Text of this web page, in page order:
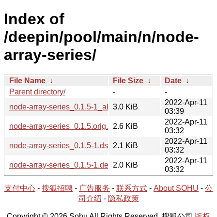
Index of
/deepin/pool/main/n/node-
array-series/
File Name ↓ File Size ↓ Date ↓
Parent directory/
-
-
node-array-series_0.1.5-1_all.deb3.0 KiB
2022-Apr-11
03:39
node-array-series_0.1.5.orig.tar.gz2.6 KiB
2022-Apr-11
03:32
node-array-series_0.1.5-1.dsc
2.1 KiB
2022-Apr-11
03:32
node-array-series_0.1.5-1.debian.tar.xz
2.0 KiB
2022-Apr-11
03:32
支付中心 - 搜狐招聘 - 广告服务 - 联系方式 - About SOHU - 公
司介绍 - 隐私政策